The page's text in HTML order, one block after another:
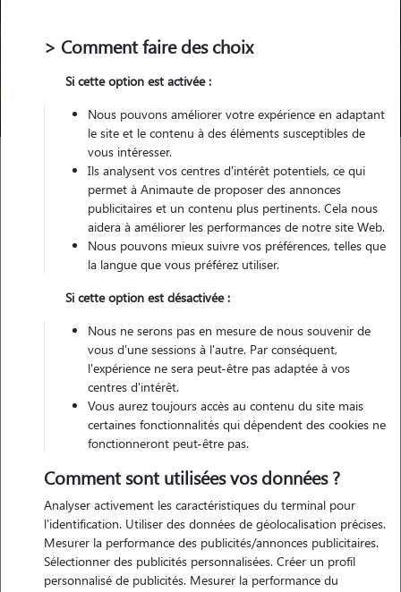
Pour quel animal ?
Trouver mon Pet Sitter
Garde animaux France Provence Alpes Côte d'Azur
Var
Saint-Raphaël
Nos cat sitters à Saint-Raphaël
> Comment faire des choix
Si cette option est activée :
Nous pouvons améliorer votre expérience en adaptant
le site et le contenu à des éléments susceptibles de
vous intéresser.
Ils analysent vos centres d'intérêt potentiels, ce qui
permet à Animaute de proposer des annonces
publicitaires et un contenu plus pertinents. Cela nous
aidera à améliorer les performances de notre site Web.
Nous pouvons mieux suivre vos préférences, telles que
la langue que vous préférez utiliser.
Si cette option est désactivée :
Nous ne serons pas en mesure de nous souvenir de
vous d'une sessions à l'autre. Par conséquent,
l'expérience ne sera peut-être pas adaptée à vos
centres d'intérêt.
Vous aurez toujours accès au contenu du site mais
certaines fonctionnalités qui dépendent des cookies ne
fonctionneront peut-être pas.
Comment sont utilisées vos données ?
Analyser activement les caractéristiques du terminal pour
l'identification. Utiliser des données de géolocalisation précises.
Mesurer la performance des publicités/annonces publicitaires.
Sélectionner des publicités personnalisées. Créer un profil
personnalisé de publicités. Mesurer la performance du